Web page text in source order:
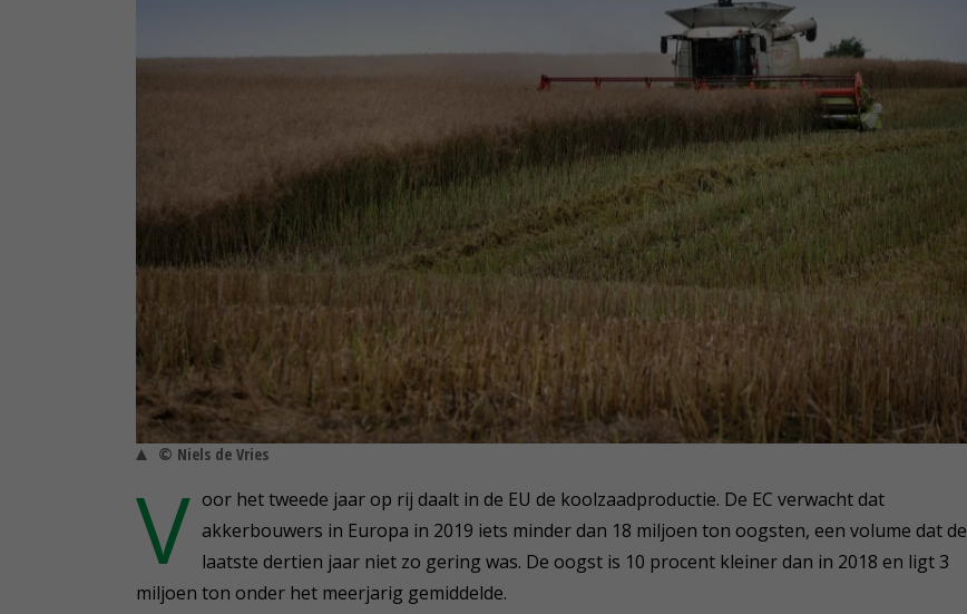
© Niels de Vries
V oor het tweede jaar op rij daalt in de EU de koolzaadproductie. De EC verwacht dat
akkerbouwers in Europa in 2019 iets minder dan 18 miljoen ton oogsten, een volume dat de
laatste dertien jaar niet zo gering was. De oogst is 10 procent kleiner dan in 2018 en ligt 3
miljoen ton onder het meerjarig gemiddelde.